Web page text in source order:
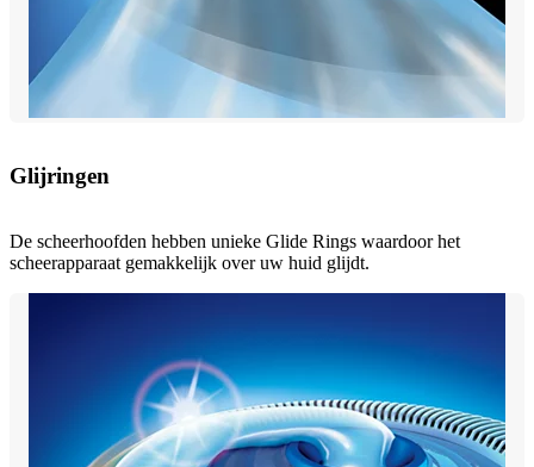
Glijringen
De scheerhoofden hebben unieke Glide Rings waardoor het
scheerapparaat gemakkelijk over uw huid glijdt.